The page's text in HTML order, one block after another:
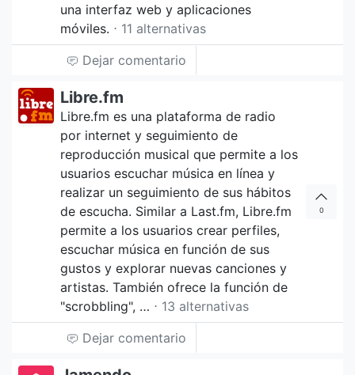
una interfaz web y aplicaciones
móviles. ⋅ 11 alternativas
Dejar comentario
Libre.fm
Libre.fm es una plataforma de radio
por internet y seguimiento de
reproducción musical que permite a los
usuarios escuchar música en línea y
realizar un seguimiento de sus hábitos
de escucha. Similar a Last.fm, Libre.fm
permite a los usuarios crear perfiles,
escuchar música en función de sus
gustos y explorar nuevas canciones y
artistas. También ofrece la función de
"scrobbling", … ⋅ 13 alternativas
0
Dejar comentario